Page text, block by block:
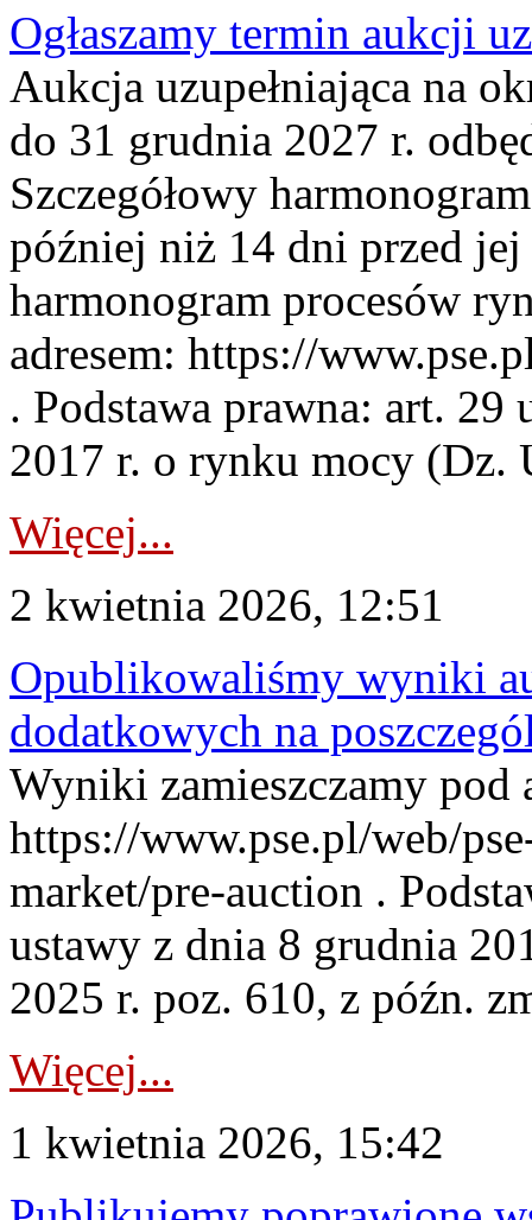
Ogłaszamy termin aukcji
Aukcja uzupełniająca na
do 31 grudnia 2027 r.
Szczegółowy
później niż 14 dni przed
harmonogram procesów
adresem: https://
. Podstawa prawna: art. 29
2017 r. o rynku mocy (Dz.
Więcej...
2 kwietnia 2026, 12:51
Opublikowaliśmy wyniki
dodatkowych na
Wyniki zamieszczamy pod
https://www.pse.pl/web/
market/pre-auction .
ustawy z dnia 8 grudnia
2025 r. poz. 610, z późn.
Więcej...
1 kwietnia 2026, 15:42